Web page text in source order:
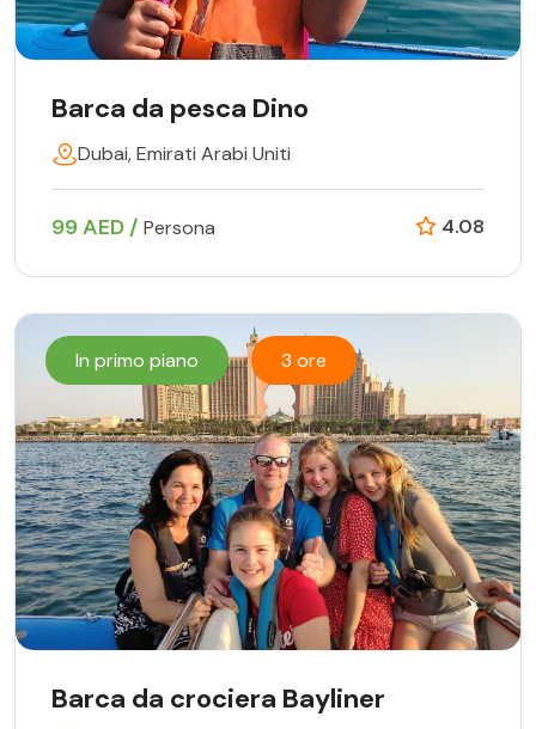
Barca da pesca Dino
Dubai, Emirati Arabi Uniti
99 AED / Persona 4.08
In primo piano 3 ore
Barca da crociera Bayliner